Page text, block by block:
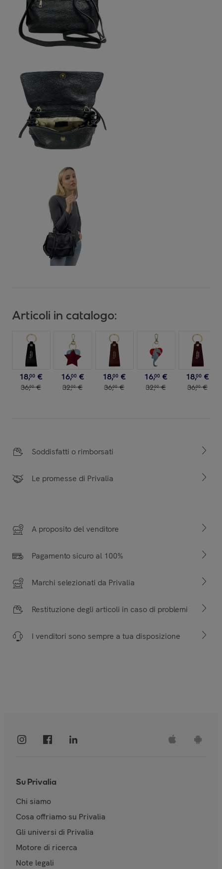
Articoli in catalogo:
18,00 €
36,00 €
16,00 €
32,00 €
18,00 €
36,00 €
16,00 €
32,00 €
18,00 €
36,00 €
Soddisfatti o rimborsati
Le promesse di Privalia
A proposito del venditore
Pagamento sicuro al 100%
Marchi selezionati da Privalia
Restituzione degli articoli in caso di problemi
I venditori sono sempre a tua disposizione
Su Privalia
Chi siamo
Cosa offriamo su Privalia
Gli universi di Privalia
Motore di ricerca
Note legali